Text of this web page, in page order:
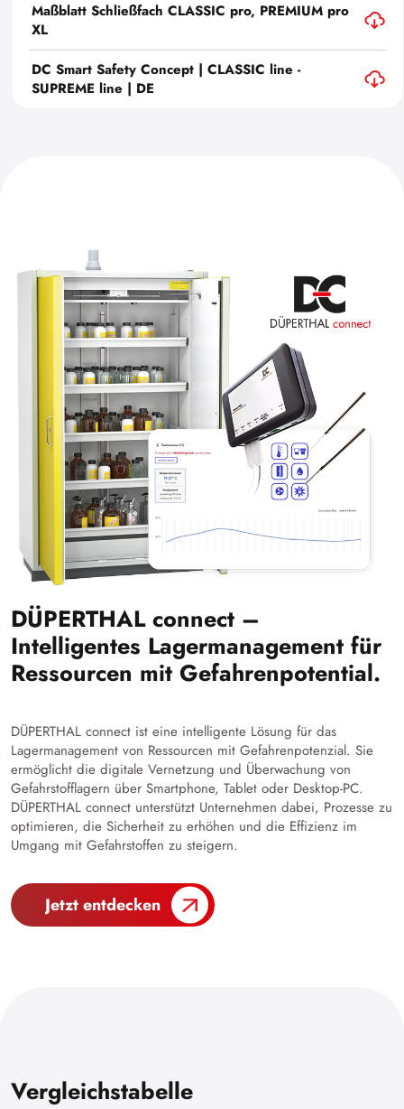
Maßblatt Schließfach CLASSIC pro, PREMIUM pro
XL
DC Smart Safety Concept | CLASSIC line -
SUPREME line | DE
DÜPERTHAL connect –
Intelligentes Lagermanagement für
Ressourcen mit Gefahrenpotential.
DÜPERTHAL connect ist eine intelligente Lösung für das
Lagermanagement von Ressourcen mit Gefahrenpotenzial. Sie
ermöglicht die digitale Vernetzung und Überwachung von
Gefahrstofflagern über Smartphone, Tablet oder Desktop-PC.
DÜPERTHAL connect unterstützt Unternehmen dabei, Prozesse zu
optimieren, die Sicherheit zu erhöhen und die Effizienz im
Umgang mit Gefahrstoffen zu steigern.
Jetzt entdecken
Vergleichstabelle